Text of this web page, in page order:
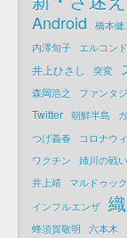
Android 橋本健
内澤旬子
エルコン
井上ひさし 突変
森岡浩之
ファンタ
Twitter 朝鮮半島
つげ義春 コロナウ
ワクチン 姉川の戦い
井上靖
マルドゥッ
インフルエンザ
蜂須賀敬明 六本木